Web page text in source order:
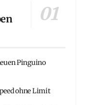
Pinguino
ohne Limit